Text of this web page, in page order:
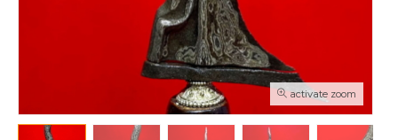
activate zoom